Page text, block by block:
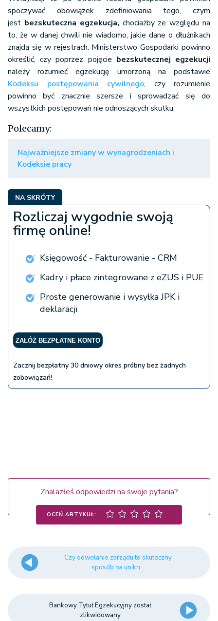
spoczywać obowiązek zdefiniowania tego, czym
jest bezskuteczna egzekucja, chociażby ze względu na
to, że w danej chwili nie wiadomo, jakie dane o dłużnikach
znajdą się w rejestrach. Ministerstwo Gospodarki powinno
określić, czy poprzez pojęcie bezskutecznej egzekucji
należy rozumieć egzekucję umorzoną na podstawie
Kodeksu postępowania cywilnego, czy rozumienie
powinno być znacznie szersze i sprowadzać się do
wszystkich postępowań nie odnoszących skutku.
Polecamy:
Najważniejsze zmiany w wynagrodzeniach i
Kodeksie pracy
NA SKRÓTY
Rozliczaj wygodnie swoją
firmę online!
Księgowość - Fakturowanie - CRM
Kadry i płace zintegrowane z eZUS i PUE
Proste generowanie i wysyłka JPK i
deklaracji
ZAŁÓŻ BEZPŁATNE KONTO
Zacznij bezpłatny 30 dniowy okres próbny bez żadnych
zobowiązań!
Znalazłeś odpowiedzi na swoje pytania?
OCEŃ ARTYKUŁ:
Czy odwołanie zarządu to skuteczny
sposób na unikn...
Bankowy Tytuł Egzekucyjny został
zlikwidowany